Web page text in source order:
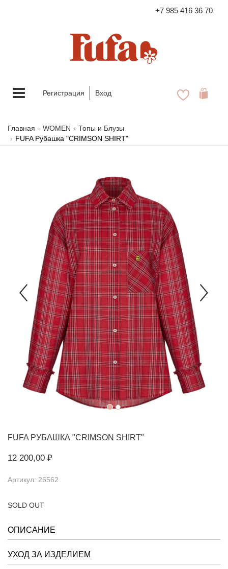
+7 985 416 36 70
FASHION FAMILY STORE
Меню Регистрация Вход
Главная WOMEN
Топы и Блузы
FUFA Рубашка "CRIMSON SHIRT"
FUFA РУБАШКА "CRIMSON SHIRT"
12 200,00 ₽
Артикул: 26562
SOLD OUT
ОПИСАНИЕ
УХОД ЗА ИЗДЕЛИЕМ